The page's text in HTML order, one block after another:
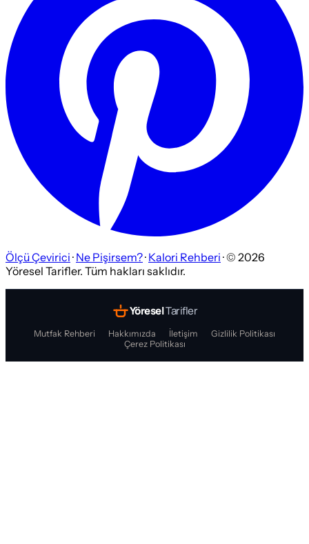
Ölçü Çevirici · Ne Pişirsem?· Kalori Rehberi · © 2026
Yöresel Tarifler. Tüm hakları saklıdır.
YöreselTarifler
Mutfak Rehberi Hakkımızda İletişim
Gizlilik Politikası
Çerez Politikası